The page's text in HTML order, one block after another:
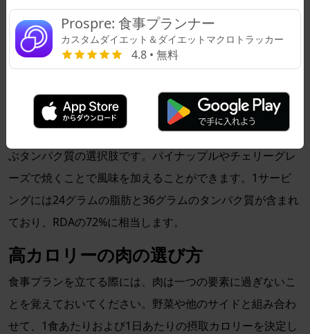
のタンパク質が含まれており、この必須栄養素のRDAの
64%を提供します。
ローストハム
サービングサイズ：1カップ（135グラム）
カロリー：369
は、多くの家族がイースターや時にはクリスマスに選
ぶタンパク質の選択肢です。パイナップルやチェリーグレ
ーズで焼くことで風味を加えることができます。1サービ
ングには24グラムの脂肪と36グラムのタンパク質が含まれ
ており、RDAの72%に相当します。
高カロリーの肉の選び方
食事プランを立てる際には、肉は一つの要素に過ぎないこ
とを覚えておいてください。野菜や他のサイドと組み合わ
せて、1食あたりおよび1日あたりの摂取カロリーを決定し
Prospre: 食事プランナー
カスタムダイエット＆ダイエットマクロトラッカー
4.8 • 無料